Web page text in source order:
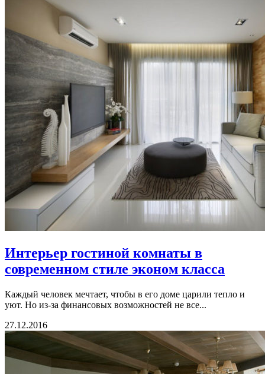
Интерьер гостиной комнаты в
современном стиле эконом класса
Каждый человек мечтает, чтобы в его доме царили тепло и
уют. Но из-за финансовых возможностей не все...
27.12.2016